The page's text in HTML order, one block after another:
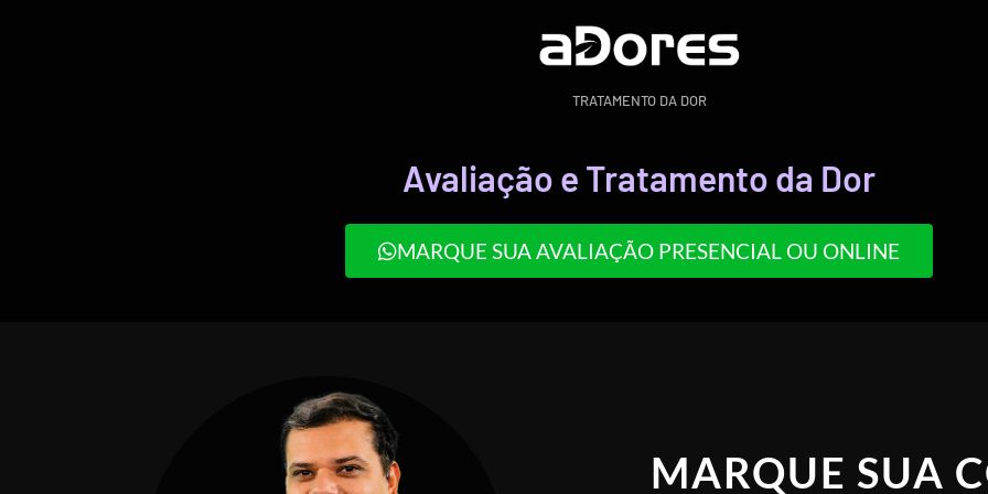
TRATAMENTO DA DOR
Avaliação e Tratamento da Dor
MARQUE SUA AVALIAÇÃO PRESENCIAL OU ONLINE
MARQUE SUA